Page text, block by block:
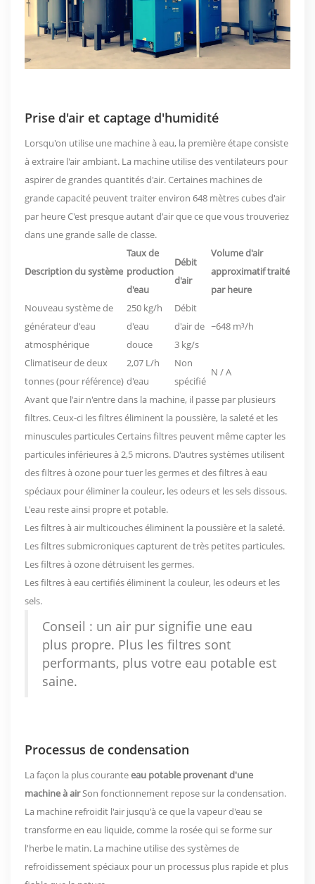
Prise d'air et captage d'humidité
Lorsqu'on utilise une machine à eau, la première étape consiste
à extraire l'air ambiant. La machine utilise des ventilateurs pour
aspirer de grandes quantités d'air. Certaines machines de
grande capacité peuvent traiter environ 648 mètres cubes d'air
par heureC'est presque autant d'air que ce que vous trouveriez
dans une grande salle de classe.
Description du système
Taux de
production
d'eau
Débit
d'air
Volume d'air
approximatif traité
par heure
Nouveau système de
générateur d'eau
atmosphérique
250 kg/h
d'eau
douce
Débit
d'air de
3 kg/s
~648 m³/h
Climatiseur de deux
tonnes (pour référence)
2,07 L/h
d'eau
Non
spécifié
N / A
Avant que l'air n'entre dans la machine, il passe par plusieurs
filtres. Ceux-ci les filtres éliminent la poussière, la saleté et les
minuscules particulesCertains filtres peuvent même capter les
particules inférieures à 2,5 microns. D'autres systèmes utilisent
des filtres à ozone pour tuer les germes et des filtres à eau
spéciaux pour éliminer la couleur, les odeurs et les sels dissous.
L'eau reste ainsi propre et potable.
Les filtres à air multicouches éliminent la poussière et la saleté.
Les filtres submicroniques capturent de très petites particules.
Les filtres à ozone détruisent les germes.
Les filtres à eau certifiés éliminent la couleur, les odeurs et les
sels.
Conseil : un air pur signifie une eau
plus propre. Plus les filtres sont
performants, plus votre eau potable est
saine.
Processus de condensation
La façon la plus couranteeau potable provenant d'une
machine à airSon fonctionnement repose sur la condensation.
La machine refroidit l'air jusqu'à ce que la vapeur d'eau se
transforme en eau liquide, comme la rosée qui se forme sur
l'herbe le matin. La machine utilise des systèmes de
refroidissement spéciaux pour un processus plus rapide et plus